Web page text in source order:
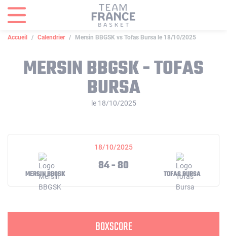
Accueil Calendrier Mersin BBGSK vs Tofas Bursa le 18/10/2025
MERSIN BBGSK - TOFAS
BURSA
le 18/10/2025
18/10/2025
MERSIN BBGSK
84 - 80
TOFAS BURSA
BOXSCORE
Panneau de gestion des cookies